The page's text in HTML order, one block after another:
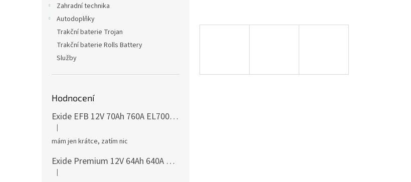
Zahradní technika
Autodoplňky
Trakční baterie Trojan
Trakční baterie Rolls Battery
Služby
Hodnocení
Exide EFB 12V 70Ah 760A EL700česká distribuce, připravena k použití + výkup staré autobaterie
Hodnocení produktu je 5 z 5 hvězdiček.
|
mám jen krátce, zatím nic
Exide Premium 12V 64Ah 640A EA640 česká distribuce, připravena k použití + výkup staré
Hodnocení produktu je 5 z 5 hvězdiček.
|